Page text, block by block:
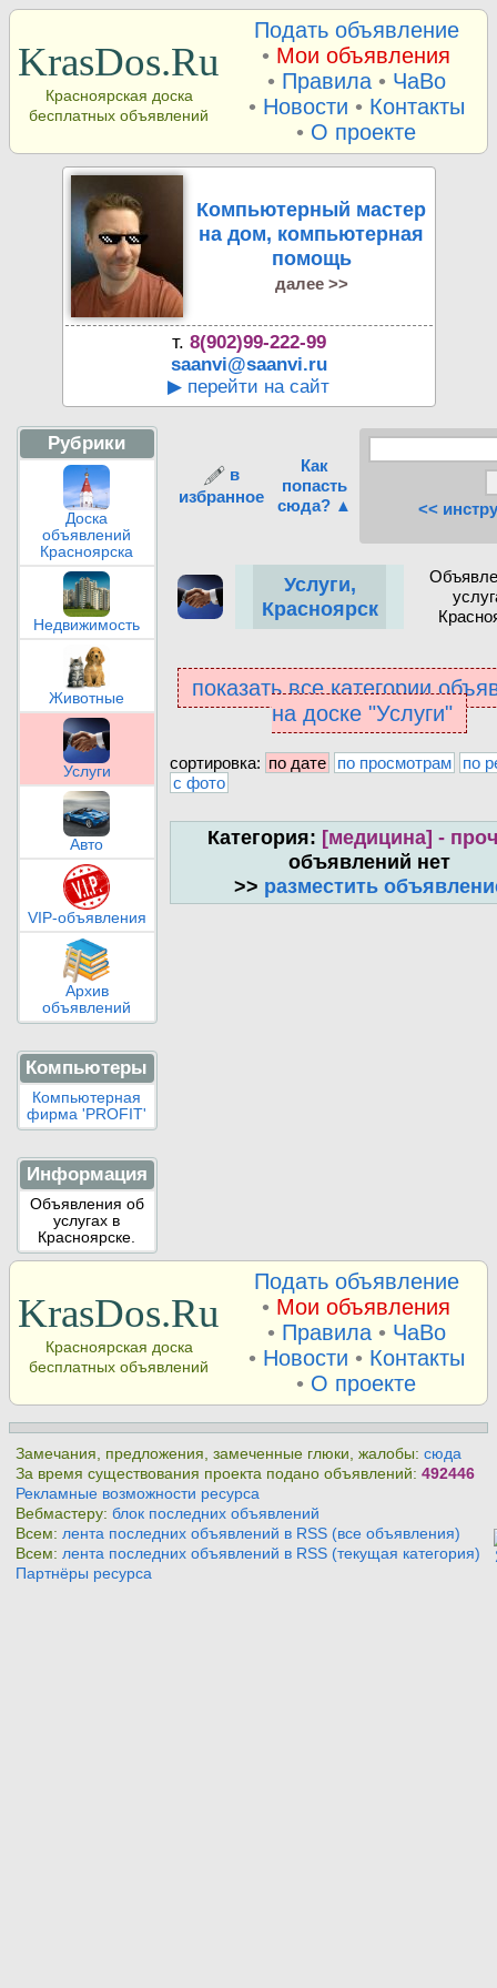
KrasDos.Ru
Красноярская доска
бесплатных объявлений
Подать объявление
• Мои объявления
• Правила• ЧаВо
• Новости • Контакты
• О проекте
Компьютерный мастер
на дом, компьютерная
помощь
далее >>
т. 8(902)99-222-99
saanvi@saanvi.ru
▶ перейти на сайт
Рубрики
Доска
объявлений
Красноярска
Недвижимость
Животные
Услуги
Авто
VIP-объявления
Архив
объявлений
Компьютеры
Компьютерная
фирма 'PROFIT'
Информация
Объявления об
услугах в
Красноярске.
в
избранное
Как
попасть
сюда? ▲
<<
Услуги,
Красноярск
показать все категории
на доске "Услуги"
сортировка: по дате по просмотрам
по
с фото
Категория: [медицина] -
объявлений нет
>> разместить
KrasDos.Ru
Красноярская доска
бесплатных объявлений
Подать объявление
• Мои объявления
• Правила• ЧаВо
• Новости • Контакты
• О проекте
Замечания, предложения, замеченные глюки, жалобы:сюда
За время существования проекта подано объявлений:492446
Рекламные возможности ресурса
Вебмастеру:блок последних объявлений
Всем: лента последних объявлений в RSS (все объявления)
Всем: лента последних объявлений в RSS (текущая категория)
Партнёры ресурса